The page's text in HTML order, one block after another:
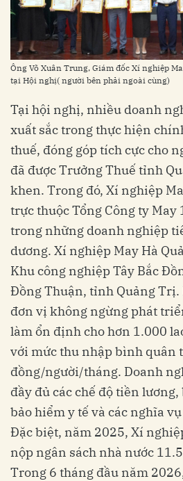
Ông Võ Xuân Trung, Giám đốc Xí nghiệp
tại Hội nghị( người bên phải ngoài cùng)
Tại hội nghị, nhiều doanh
xuất sắc trong thực hiện
thuế, đóng góp tích cực cho
đã được Trưởng Thuế tỉnh
khen. Trong đó, Xí nghiệp
trực thuộc Tổng Công ty
trong những doanh nghiệp
dương. Xí nghiệp May Hà
Khu công nghiệp Tây Bắc
Đồng Thuận, tỉnh Quảng Trị.
đơn vị không ngừng phát
làm ổn định cho hơn 1.000
với mức thu nhập bình quân
đồng/người/tháng. Doanh
đầy đủ các chế độ tiền
bảo hiểm y tế và các nghĩa
Đặc biệt, năm 2025, Xí
nộp ngân sách nhà nước
Trong 6 tháng đầu năm